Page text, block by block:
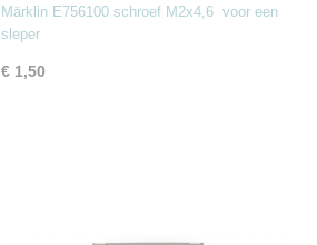
M2x4,6 mm (2stuks) (MBT3)
Märklin E756100 schroef M2x4,6 voor een
sleper
€ 1,50